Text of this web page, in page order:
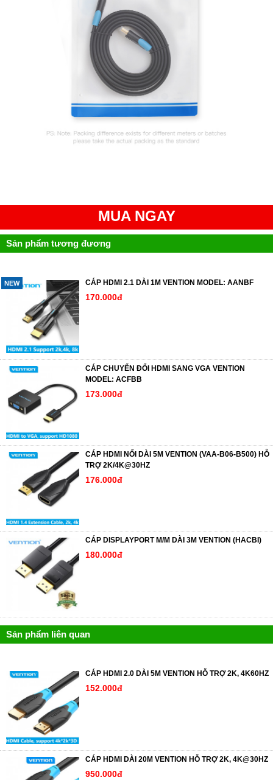
MUA NGAY
Sản phẩm tương đương
NEW CÁP HDMI 2.1 DÀI 1M VENTION MODEL: AANBF
170.000đ
CÁP CHUYỂN ĐỔI HDMI SANG VGA VENTION
MODEL: ACFBB
173.000đ
CÁP HDMI NỐI DÀI 5M VENTION (VAA-B06-B500) HỖ
TRỢ 2K/4K@30HZ
176.000đ
CÁP DISPLAYPORT M/M DÀI 3M VENTION (HACBI)
180.000đ
Sản phẩm liên quan
CÁP HDMI 2.0 DÀI 5M VENTION HỖ TRỢ 2K, 4K60HZ
152.000đ
CÁP HDMI DÀI 20M VENTION HỖ TRỢ 2K, 4K@30HZ
950.000đ